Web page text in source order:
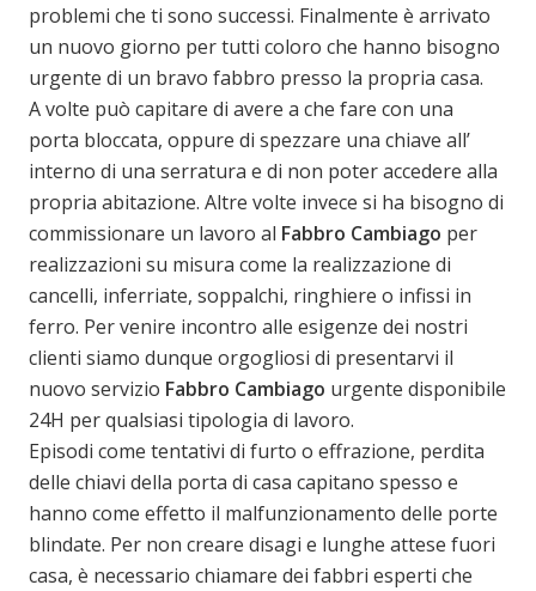
problemi che ti sono successi. Finalmente è arrivato
un nuovo giorno per tutti coloro che hanno bisogno
urgente di un bravo fabbro presso la propria casa.
A volte può capitare di avere a che fare con una
porta bloccata, oppure di spezzare una chiave all’
interno di una serratura e di non poter accedere alla
propria abitazione. Altre volte invece si ha bisogno di
commissionare un lavoro al Fabbro Cambiago per
realizzazioni su misura come la realizzazione di
cancelli, inferriate, soppalchi, ringhiere o infissi in
ferro. Per venire incontro alle esigenze dei nostri
clienti siamo dunque orgogliosi di presentarvi il
nuovo servizio Fabbro Cambiago urgente disponibile
24H per qualsiasi tipologia di lavoro.
Episodi come tentativi di furto o effrazione, perdita
delle chiavi della porta di casa capitano spesso e
hanno come effetto il malfunzionamento delle porte
blindate. Per non creare disagi e lunghe attese fuori
casa, è necessario chiamare dei fabbri esperti che